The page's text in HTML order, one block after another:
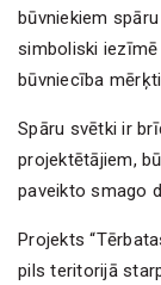
būvniekiem
simboliski iezīmē
būvniecība
Spāru svētki ir
projektētājiem,
paveikto smago
Projekts
pils teritorijā